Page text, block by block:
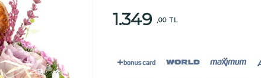
1.349 ,00 TL